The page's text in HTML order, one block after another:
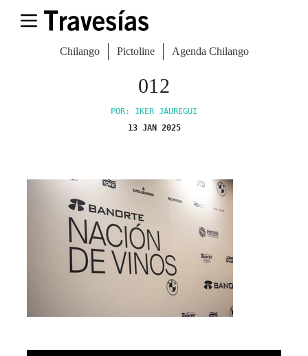
Chilango Pictoline Agenda Chilango
012
POR: IKER JÁUREGUI
13 JAN 2025